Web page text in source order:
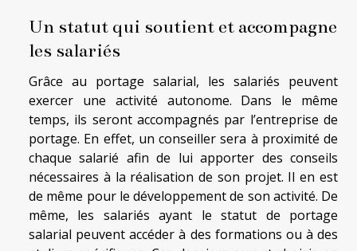
Un statut qui soutient et accompagne
les salariés
Grâce au portage salarial, les salariés peuvent
exercer une activité autonome. Dans le même
temps, ils seront accompagnés par l’entreprise de
portage. En effet, un conseiller sera à proximité de
chaque salarié afin de lui apporter des conseils
nécessaires à la réalisation de son projet. Il en est
de même pour le développement de son activité. De
même, les salariés ayant le statut de portage
salarial peuvent accéder à des formations ou à des